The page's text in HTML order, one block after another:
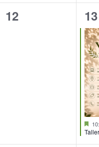
0
12
1
13